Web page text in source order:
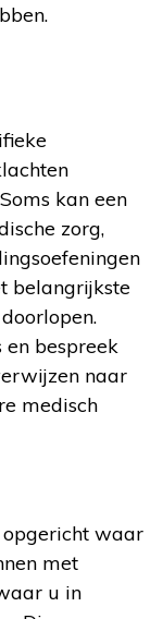
kan een
zorg,
belangrijkste
bespreek
naar
medisch
opgericht waar
met
u in